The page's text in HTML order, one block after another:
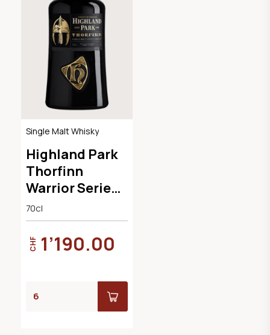
Single Malt Whisky
Highland Park
Thorfinn
Warrior Series
45.1°
70cl
CHF 1’190.00